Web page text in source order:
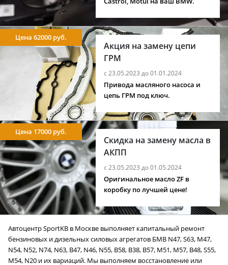
Акция на замену цепи
ГРМ
с 23.05.2023 до 01.01.2024
Цена 62000 руб.
Привода масляного насоса и
цепь ГРМ под ключ.
Скидка на замену масла в
АКПП
с 23.05.2023 до 01.05.2024
Цена 17000 руб.
Оригинальное масло ZF в
коробку по лучшей цене!
Автоцентр SportKB в Москве выполняет капитальный ремонт
бензиновых и дизельных силовых агрегатов БМВ N47, S63, M47,
N54, N52, N74, N63, B47, N46, N55, B58, B38, B57, M51, M57, B48, S55,
M54, N20 и их вариаций. Мы выполняем восстановление или